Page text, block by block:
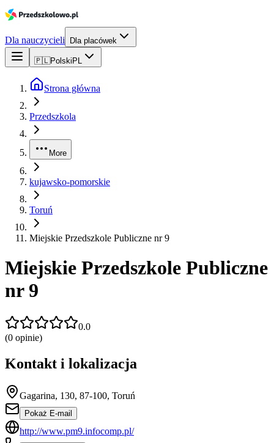
Dla nauczycieli Dla placówek
🇵🇱Polski PL
Strona główna
Przedszkola
More
kujawsko-pomorskie
Toruń
Miejskie Przedszkole Publiczne nr 9
Miejskie Przedszkole Publiczne
nr 9
0.0
(0 opinie)
Kontakt i lokalizacja
Gagarina, 130, 87-100, Toruń
Pokaż E-mail
http://www.pm9.infocomp.pl/